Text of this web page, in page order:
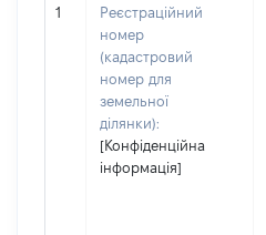
1
Реєстраційний
номер
(кадастровий
номер для
земельної
ділянки):
[Конфіденційна
інформація]